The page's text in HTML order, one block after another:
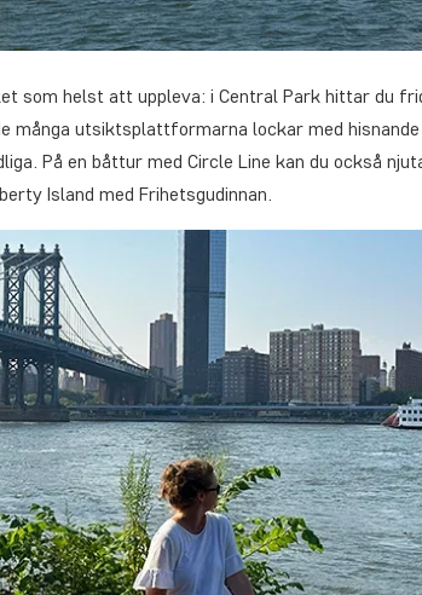
som helst att uppleva: i Central Park hittar du
många utsiktsplattformarna lockar med
På en båttur med Circle Line kan du också
Island med Frihetsgudinnan.